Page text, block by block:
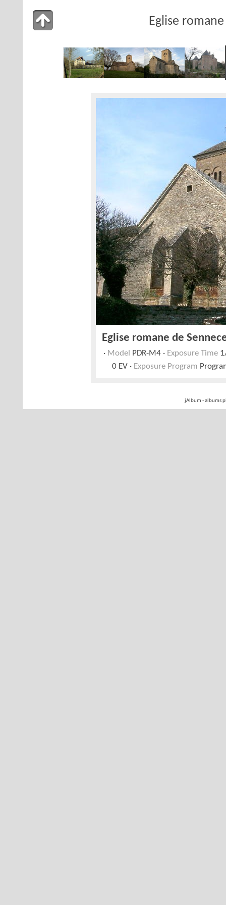
Eglise
Eglise romane de
· Model PDR-M4 · Exposure Time
0 EV · Exposure Program
jAlbum - albums